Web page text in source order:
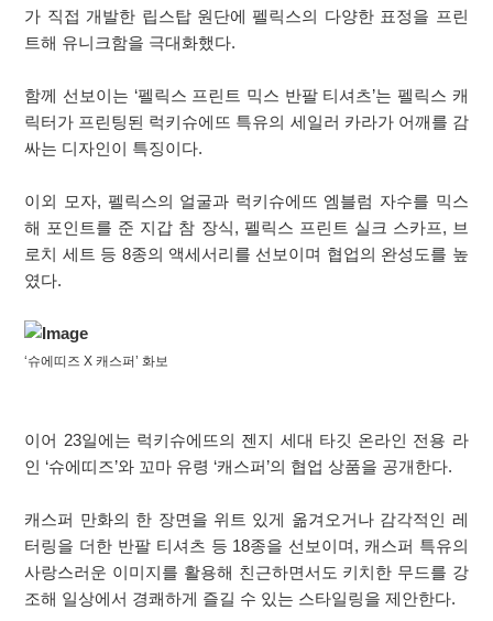
가 직접 개발한 립스탑 원단에 펠릭스의 다양한 표정을 프린
트해 유니크함을 극대화했다.
함께 선보이는 ‘펠릭스 프린트 믹스 반팔 티셔츠’는 펠릭스 캐
릭터가 프린팅된 럭키슈에뜨 특유의 세일러 카라가 어깨를 감
싸는 디자인이 특징이다.
이외 모자, 펠릭스의 얼굴과 럭키슈에뜨 엠블럼 자수를 믹스
해 포인트를 준 지갑 참 장식, 펠릭스 프린트 실크 스카프, 브
로치 세트 등 8종의 액세서리를 선보이며 협업의 완성도를 높
였다.
‘슈에띠즈 X 캐스퍼’ 화보
이어 23일에는 럭키슈에뜨의 젠지 세대 타깃 온라인 전용 라
인 ‘슈에띠즈’와 꼬마 유령 ‘캐스퍼’의 협업 상품을 공개한다.
캐스퍼 만화의 한 장면을 위트 있게 옮겨오거나 감각적인 레
터링을 더한 반팔 티셔츠 등 18종을 선보이며, 캐스퍼 특유의
사랑스러운 이미지를 활용해 친근하면서도 키치한 무드를 강
조해 일상에서 경쾌하게 즐길 수 있는 스타일링을 제안한다.